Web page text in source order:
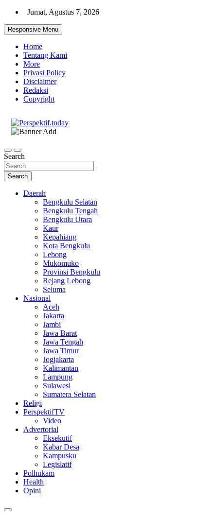
Skip
content
Jumat, Agustus 7, 2026
Responsive Menu
Home
Tentang Kami
More
Privasi Policy
Disclaimer
Redaksi
Copyright
Search
Search
Daerah
Bengkulu Selatan
Bengkulu Tengah
Bengkulu Utara
Kaur
Kepahiang
Kota Bengkulu
Lebong
Mukomuko
Provinsi Bengkulu
Rejang Lebong
Seluma
Nasional
Aceh
Jakarta
Jambi
Jawa Barat
Jawa Tengah
Jawa Timur
Jogjakarta
Kalimantan
Lampung
Sulawesi
Sumatera Selatan
Religi
PerspektifTV
Video
Advertorial
Eksekutif
Kabar Desa
Kampusku
Legislatif
Polhukam
Health
Opini